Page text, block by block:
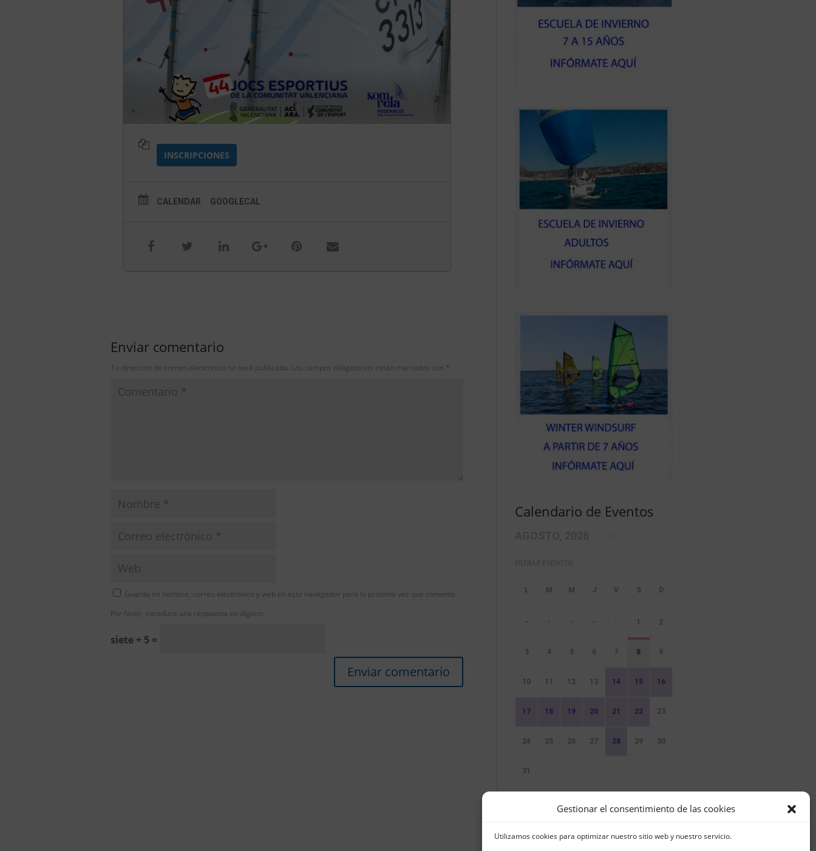
Gestionar el consentimiento de las cookies
Utilizamos cookies para optimizar nuestro sitio web y nuestro servicio.
INSCRIPCIONES
CALENDAR GOOGLECAL
Enviar comentario
Tu dirección de correo electrónico no será publicada. Los campos obligatorios están marcados con *
Guarda mi nombre, correo electrónico y web en este navegador para la próxima vez que comente.
Por favor, introduce una respuesta en dígitos:
siete + 5 =
Calendario de Eventos
- - - - - 1 2
3 4 5 6 7 8 9
10 11 12 13 14 15 16
17 18 19 20 21 22 23
24 25 26 27 28 29 30
31
Sin Eventos